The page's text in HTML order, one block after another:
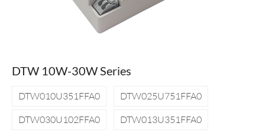
DTW 10W-30W Series
DTW010U351FFA0
DTW025U751FFA0
DTW030U102FFA0
DTW013U351FFA0